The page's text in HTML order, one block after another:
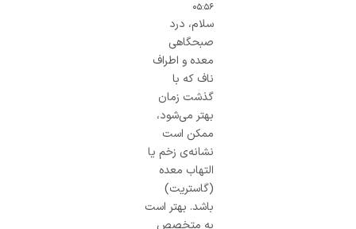
۰۵:۵۶
سلام، درد
صبحگاهی
معده و اطراف
ناف که با
گذشت زمان
بهتر می‌شود،
ممکن است
نشانه‌ی زخم یا
التهاب معده
(گاستریت)
باشد. بهتر است
به متخصص